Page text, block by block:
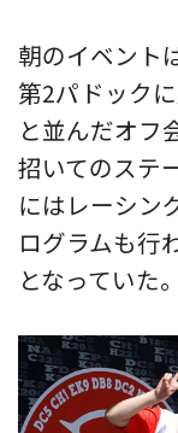
朝のイベント
第2パドック
と並んだオフ
招いてのステ
にはレーシン
ログラムも行
となっていた。